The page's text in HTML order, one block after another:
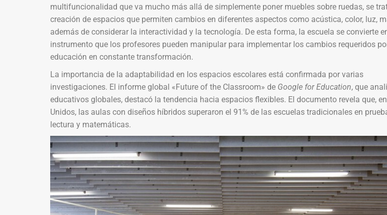
multifuncionalidad que va mucho más allá de simplemente poner muebles sobre ruedas, se
creación de espacios que permiten cambios en diferentes aspectos como acústica, color, luz,
además de considerar la interactividad y la tecnología. De esta forma, la escuela se convierte
instrumento que los profesores pueden manipular para implementar los cambios requeridos
educación en constante transformación.
La importancia de la adaptabilidad en los espacios escolares está confirmada por varias
investigaciones. El informe global «Future of the Classroom» de Google for Education, que
educativos globales, destacó la tendencia hacia espacios flexibles. El documento revela que,
Unidos, las aulas con diseños híbridos superaron el 91% de las escuelas tradicionales en
lectura y matemáticas.